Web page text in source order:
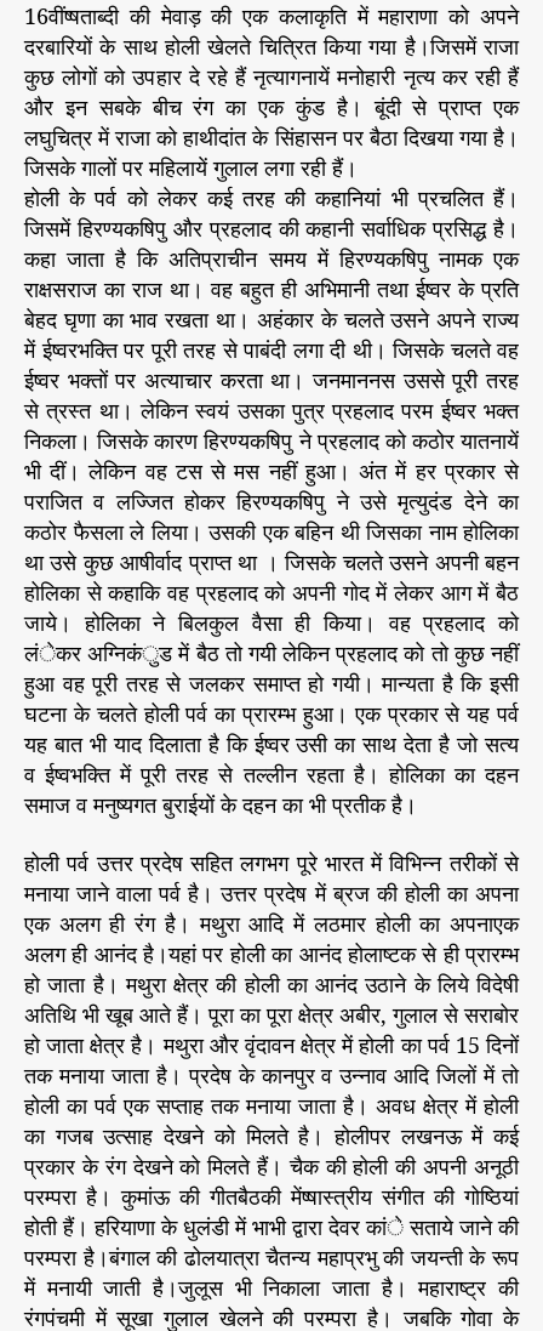
16वींष्षताब्दी की मेवाड़ की एक कलाकृति में महाराणा को अपने
दरबारियों के साथ होली खेलते चित्रित किया गया है।जिसमें राजा
कुछ लोगों को उपहार दे रहे हैं नृत्यागनायें मनोहारी नृत्य कर रही हैं
और इन सबके बीच रंग का एक कुंड है। बूंदी से प्राप्त एक
लघुचित्र में राजा को हाथीदांत के सिंहासन पर बैठा दिखया गया है।
जिसके गालों पर महिलायें गुलाल लगा रही हैं।
होली के पर्व को लेकर कई तरह की कहानियां भी प्रचलित हैं।
जिसमें हिरण्यकषिपु और प्रहलाद की कहानी सर्वाधिक प्रसिद्ध है।
कहा जाता है कि अतिप्राचीन समय में हिरण्यकषिपु नामक एक
राक्षसराज का राज था। वह बहुत ही अभिमानी तथा ईष्वर के प्रति
बेहद घृणा का भाव रखता था। अहंकार के चलते उसने अपने राज्य
में ईष्वरभक्ति पर पूरी तरह से पाबंदी लगा दी थी। जिसके चलते वह
ईष्वर भक्तों पर अत्याचार करता था। जनमाननस उससे पूरी तरह
से त्रस्त था। लेकिन स्वयं उसका पुत्र प्रहलाद परम ईष्वर भक्त
निकला। जिसके कारण हिरण्यकषिपु ने प्रहलाद को कठोर यातनायें
भी दीं। लेकिन वह टस से मस नहीं हुआ। अंत में हर प्रकार से
पराजित व लज्जित होकर हिरण्यकषिपु ने उसे मृत्युदंड देने का
कठोर फैसला ले लिया। उसकी एक बहिन थी जिसका नाम होलिका
था उसे कुछ आषीर्वाद प्राप्त था । जिसके चलते उसने अपनी बहन
होलिका से कहाकि वह प्रहलाद को अपनी गोद में लेकर आग में बैठ
जाये। होलिका ने बिलकुल वैसा ही किया। वह प्रहलाद को
लंेकर अग्निकंुड में बैठ तो गयी लेकिन प्रहलाद को तो कुछ नहीं
हुआ वह पूरी तरह से जलकर समाप्त हो गयी। मान्यता है कि इसी
घटना के चलते होली पर्व का प्रारम्भ हुआ। एक प्रकार से यह पर्व
यह बात भी याद दिलाता है कि ईष्वर उसी का साथ देता है जो सत्य
व ईष्वभक्ति में पूरी तरह से तल्लीन रहता है। होलिका का दहन
समाज व मनुष्यगत बुराईयों के दहन का भी प्रतीक है।
होली पर्व उत्तर प्रदेष सहित लगभग पूरे भारत में विभिन्न तरीकों से
मनाया जाने वाला पर्व है। उत्तर प्रदेष में ब्रज की होली का अपना
एक अलग ही रंग है। मथुरा आदि में लठमार होली का अपनाएक
अलग ही आनंद है।यहां पर होली का आनंद होलाष्टक से ही प्रारम्भ
हो जाता है। मथुरा क्षेत्र की होली का आनंद उठाने के लिये विदेषी
अतिथि भी खूब आते हैं। पूरा का पूरा क्षेत्र अबीर, गुलाल से सराबोर
हो जाता क्षेत्र है। मथुरा और वृंदावन क्षेत्र में होली का पर्व 15 दिनों
तक मनाया जाता है। प्रदेष के कानपुर व उन्नाव आदि जिलों में तो
होली का पर्व एक सप्ताह तक मनाया जाता है। अवध क्षेत्र में होली
का गजब उत्साह देखने को मिलते है। होलीपर लखनऊ में कई
प्रकार के रंग देखने को मिलते हैं। चैक की होली की अपनी अनूठी
परम्परा है। कुमांऊ की गीतबैठकी मेंष्षास्त्रीय संगीत की गोष्ठियां
होती हैं। हरियाणा के धुलंडी में भाभी द्वारा देवर कांे सताये जाने की
परम्परा है।बंगाल की ढोलयात्रा चैतन्य महाप्रभु की जयन्ती के रूप
में मनायी जाती है।जुलूस भी निकाला जाता है। महाराष्ट्र की
रंगपंचमी में सूखा गुलाल खेलने की परम्परा है। जबकि गोवा के